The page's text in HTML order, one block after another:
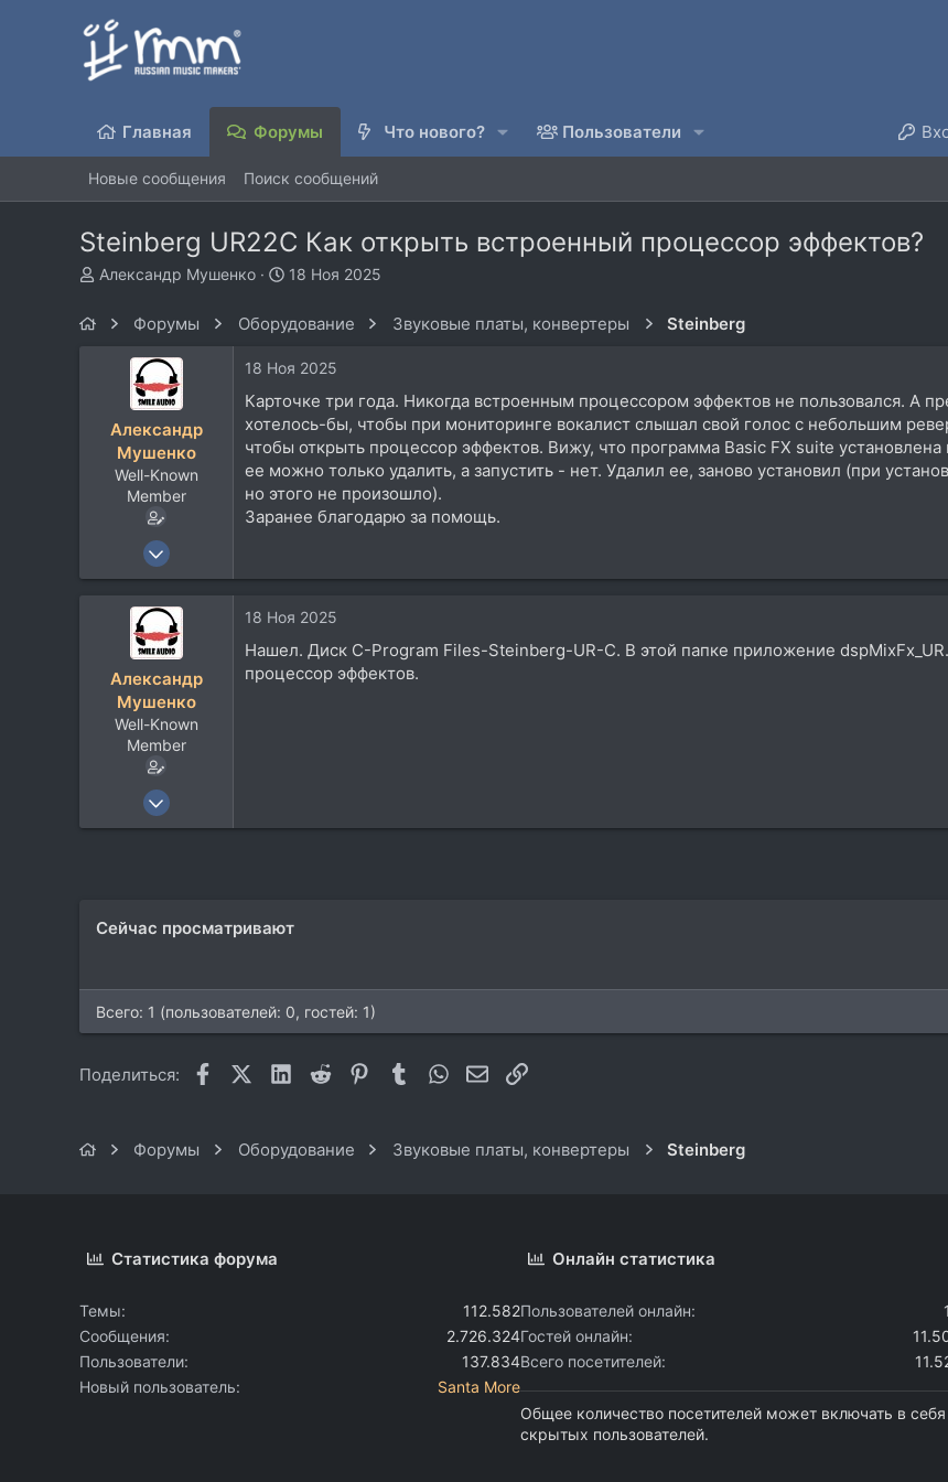
Главная Форумы Что нового? Пользователи
Новые сообщения Поиск сообщений
Steinberg UR22C Как открыть встроенный процессор эффектов?
А
Александр Мушенко
Д
а
а
ч
а
л
18 Ноя 2025
Форумы Оборудование Звуковые платы, конвертеры Steinberg
Александр
Мушенко
Well-Known
Member
28 Июл 2016
18 Ноя 2025
Карточке три года. Никогда встроенным процессором эффектов не пользовался. А
хотелось-бы, чтобы при мониторинге вокалист слышал свой голос с небольшим
чтобы открыть процессор эффектов. Вижу, что программа Basic FX suite
ее можно только удалить, а запустить - нет. Удалил ее, заново установил (при
но этого не произошло).
Заранее благодарю за помощь.
Александр
Мушенко
Well-Known
Member
28 Июл 2016
18 Ноя 2025
Нашел. Диск C-Program Files-Steinberg-UR-C. В этой папке приложение
процессор эффектов.
Сейчас просматривают
Всего: 1 (пользователей: 0, гостей: 1)
Поделиться: FacebookX (Twitter)
LinkedIn
Reddit Pinterest
TumblrWhatsAppЭлектронная почта
Ссылка
Форумы Оборудование Звуковые платы, конвертеры Steinberg
Статистика форума
Темы
112.582
Сообщения
2.726.324
Пользователи
137.834
Новый пользователь
Santa More
Онлайн статистика
Пользователей онлайн
Гостей онлайн
Всего посетителей
Общее количество посетителей может включать в себя
скрытых пользователей.